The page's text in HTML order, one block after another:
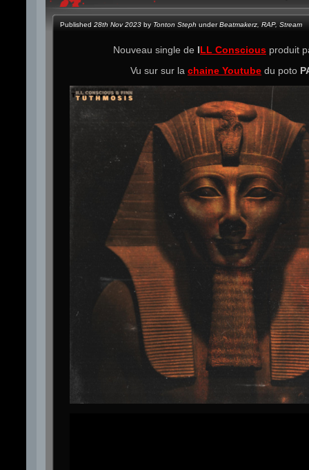
Published 28th Nov 2023 by Tonton Steph underBeatmakerz RAP, Stream
Nouveau single de ILL Conscious produit
Vu sur sur la chaine Youtube du poto